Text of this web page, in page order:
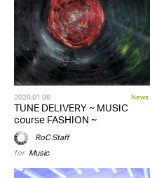
2020.01.06 News
TUNE DELIVERY ~ MUSIC
course FASHION ~
RoC Staff
for Music